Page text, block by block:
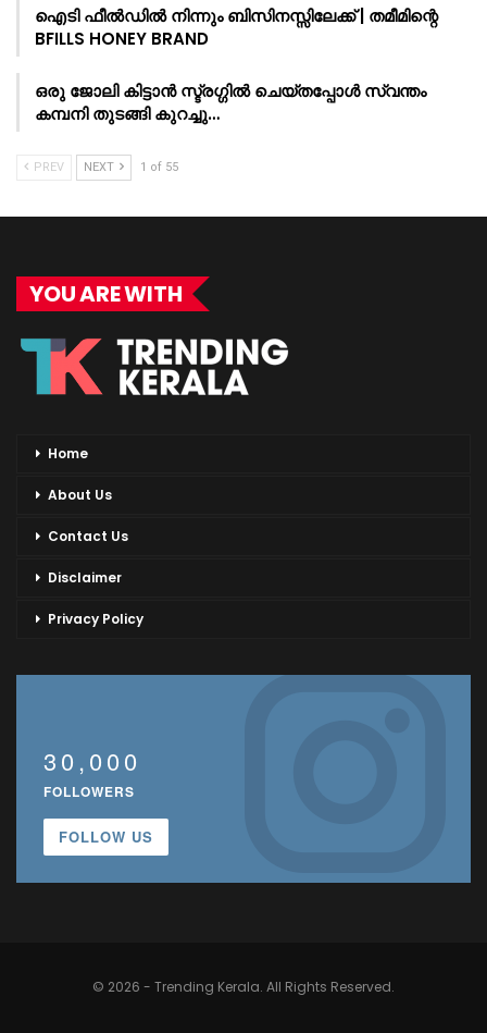
ഐടി ഫീൽഡിൽ നിന്നും ബിസിനസ്സിലേക്ക് | തമീമിന്റെ
BFILLS HONEY BRAND
ഒരു ജോലി കിട്ടാൻ സ്ട്രഗ്ഗിൽ ചെയ്തപ്പോൾ സ്വന്തം
കമ്പനി തുടങ്ങി കുറച്ചു…
PREV NEXT 1 of 55
YOU ARE WITH
Home
About Us
Contact Us
Disclaimer
Privacy Policy
30,000
FOLLOWERS
FOLLOW US
© 2026 - Trending Kerala. All Rights Reserved.